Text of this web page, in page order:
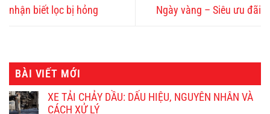
nhận biết lọc bị hỏng
Ngày vàng – Siêu ưu đãi
BÀI VIẾT MỚI
XE TẢI CHẢY DẦU: DẤU HIỆU, NGUYÊN NHÂN VÀ
CÁCH XỬ LÝ